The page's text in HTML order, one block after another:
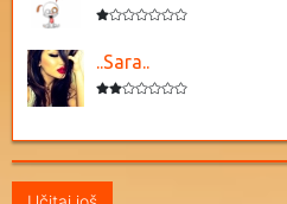
..Sara..